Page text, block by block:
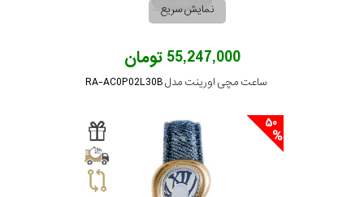
نمایش سریع
55,247,000 تومان
ساعت مچی اورینت مدل RA-AC0P02L30B